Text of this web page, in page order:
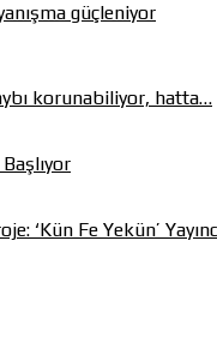
güçleniyor
korunabiliyor, hatta…
‘Kün Fe Yekün’